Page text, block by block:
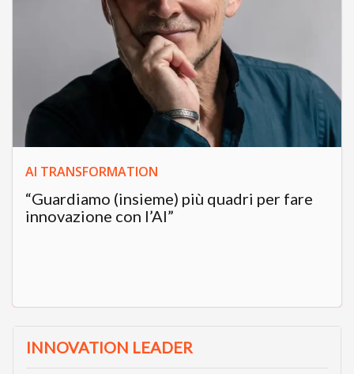
AI TRANSFORMATION
“Guardiamo (insieme) più quadri per fare
innovazione con l’AI”
INNOVATION LEADER